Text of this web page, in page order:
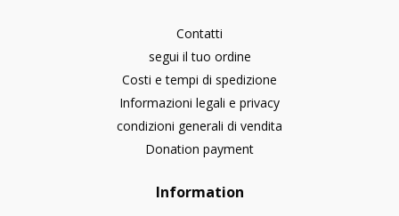
Contatti
segui il tuo ordine
Costi e tempi di spedizione
Informazioni legali e privacy
condizioni generali di vendita
Donation payment
Information